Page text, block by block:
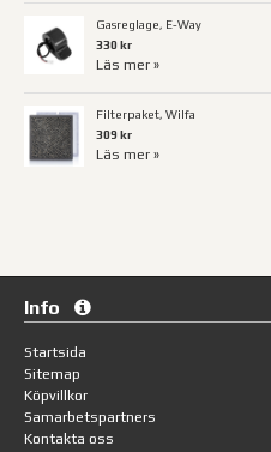
Gasreglage, E-Way
330 kr
Läs mer »
Filterpaket, Wilfa
309 kr
Läs mer »
Info
Startsida
Sitemap
Köpvillkor
Samarbetspartners
Kontakta oss